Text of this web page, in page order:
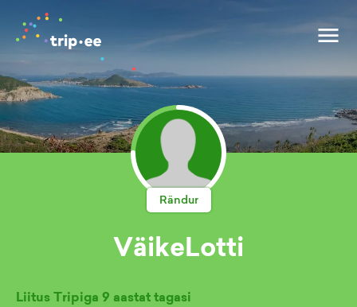
Rändur
VäikeLotti
Liitus Tripiga 9 aastat tagasi